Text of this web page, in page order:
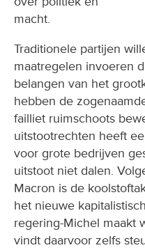
macht.
Traditionele partijen
maatregelen invoeren
belangen van het
hebben de
failliet ruimschoots
uitstootrechten heeft
voor grote bedrijven
uitstoot niet dalen.
Macron is de
het nieuwe
regering-Michel maakt
vindt daarvoor zelfs